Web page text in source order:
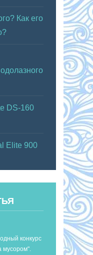
Как его
DS-160
Elite 900
конкурс
мусором".